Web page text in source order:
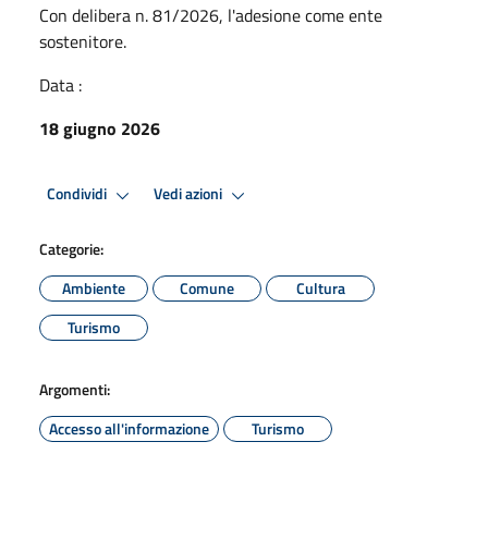
Con delibera n. 81/2026, l'adesione come ente
sostenitore.
Data :
18 giugno 2026
Condividi Vedi azioni
Categorie:
Ambiente
Comune
Cultura
Turismo
Argomenti:
Accesso all'informazione
Turismo